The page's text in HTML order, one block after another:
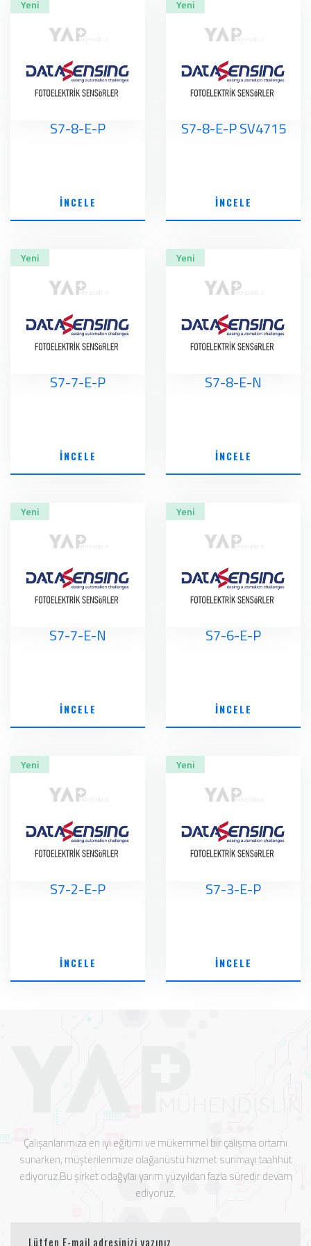
Yeni
S7-8-E-P
İNCELE
Yeni
S7-8-E-P SV4715
İNCELE
Yeni
S7-7-E-P
İNCELE
Yeni
S7-8-E-N
İNCELE
Yeni
S7-7-E-N
İNCELE
Yeni
S7-6-E-P
İNCELE
Yeni
S7-2-E-P
İNCELE
Yeni
S7-3-E-P
İNCELE
Çalışanlarımıza en iyi eğitimi ve mükemmel bir çalışma ortamı
sunarken, müşterilerimize olağanüstü hizmet sunmayı taahhüt
ediyoruz.Bu şirket odağylaı yarım yüzyıldan fazla süredir devam
ediyoruz.